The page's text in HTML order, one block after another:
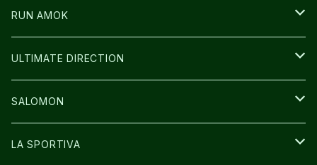
ICE TRUST
CAP/HAT
BAG
WEAR
BAG
GLOVE
RUN AMOK
WEAR
CAP/HAT
ULTIMATE DIRECTION
BAG
GLOVE
SALOMON
SHOES
LA SPORTIVA